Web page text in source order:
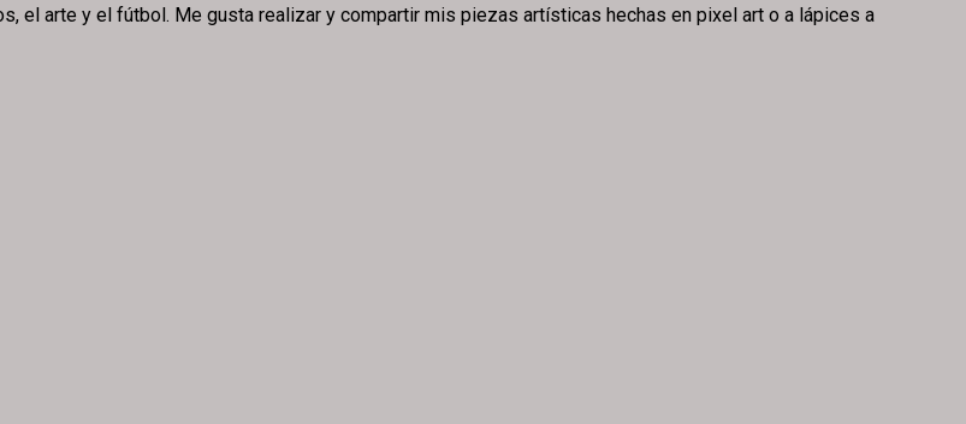
el arte y el fútbol. Me gusta realizar y compartir mis piezas artísticas hechas en pixel art o a lápices a